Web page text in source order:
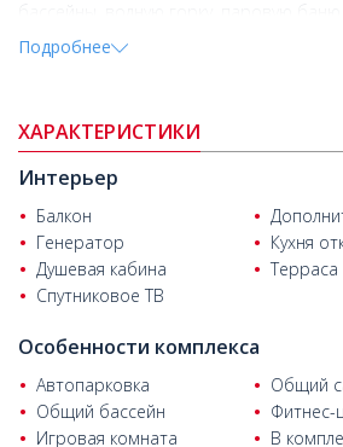
баню, тренажерный зал, игровую
комнату, открытую парковка и
высококачественное обслуживание и
Известный своей оживленной
есть рестораны, кафе, бары и рынки,
круглосуточно и без выходных. Это
как для иностранных, так и для местных
Квартиры на продажу в Алании, Анталия
социальных объектов, таких как рынки,
центры, в 650 м от моря, в 9 км от
от аэропорта Газипаша.
Подробнее
ХАРАКТЕРИСТИКИ
Интерьер
Балкон
Генератор
Кухня
Душевая кабина
Терраса
Спутниковое ТВ
Особенности комплекса
Автопарковка
Общий
Общий бассейн
Фитнес-
Игровая комната
В